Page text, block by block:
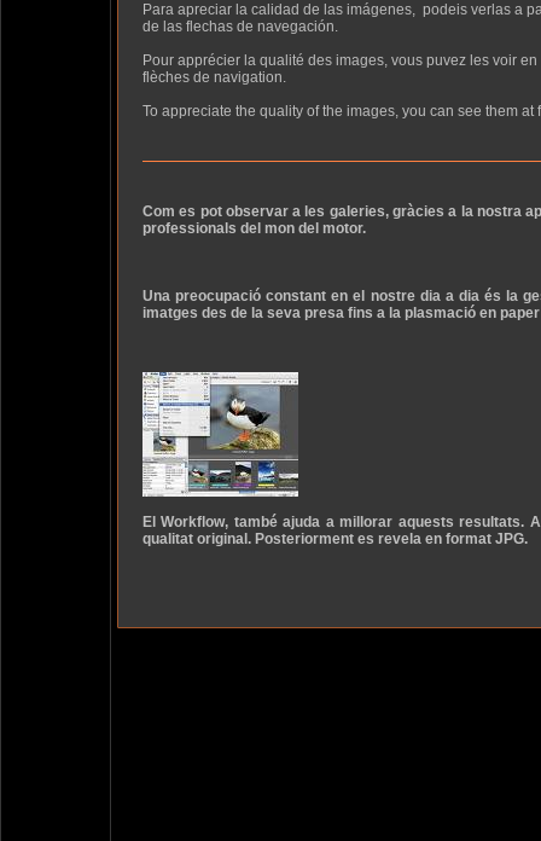
Para apreciar la calidad de las imágenes, podeis verlas a
de las flechas de navegación.
Pour apprécier la qualité des images, vous puvez les voir
flèches de navigation.
To appreciate the quality of the images, you can see them
Com es pot observar a les galeries, gràcies a la nostra
professionals del mon del motor.
Una preocupació constant en el nostre dia a dia és la
imatges des de la seva presa fins a la plasmació en
El Workflow, també ajuda a millorar aquests
qualitat original. Posteriorment es revela en format JPG.